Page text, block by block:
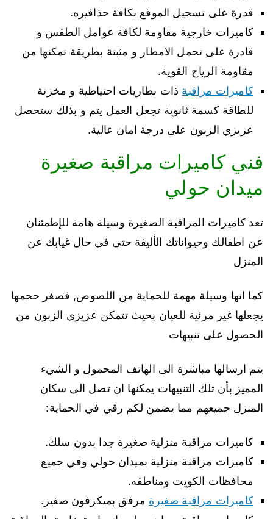
قدرة على تسجيل الموقع بكافة حذافيره.
كاميرات خارجية مقاومة لكافة عوامل الطقس و
قادرة على تحمل الامطار و مثبتة بطريقة تمكنها من
مقاومة الرياح القوية.
كاميرات مراقبة ذات بطاريات احتياطية و مخزنة
للطاقة كسمة ثانوية تجعل العمل يتم و بذلك ستحصل
عزيزي الزبون على درجة امان عالية.
فني كاميرات مراقبة صغيرة
ميدان حولي
تعد كاميرات المراقبة الصغيرة وسيلة هامة للإطمئنان
عن اطفالك وحيواناتك الأليفة حتى في حال غيابك عن
المنزل
كما انها وسيلة مهمة للحماية من اللصوص, فصغر حجمها
يجعلها غير مرئية للعيان بحيث تتمكن عزيزي الزبون من
الحصول على تنبيهات
يتم ارسالها مباشرة الى الهاتف المحمول و الشيء
المميز بأن تلك التنبيهات يمكنها ان تصل الى سكان
المنزل جميعهم مما يضمن لكم رقي في الحماية:
كاميرات مراقبة منزلية صغيرة جدا بدون سلك.
كاميرات مراقبة منزلية بميدان حولي وفي جميع
محافظات الكويت ومناطقه.
كاميرات مراقبة صغيرة مرفق بميكرفون صغير.